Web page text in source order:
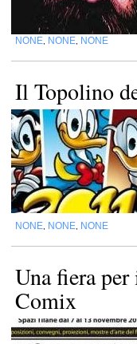
NONE NONE NONE
Il Topolino
NONE NONE NONE
Una fiera
Comix